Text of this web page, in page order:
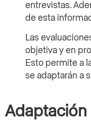
entrevistas.
de esta
Las
objetiva y en
Esto permite a
se adaptarán a
Adaptación